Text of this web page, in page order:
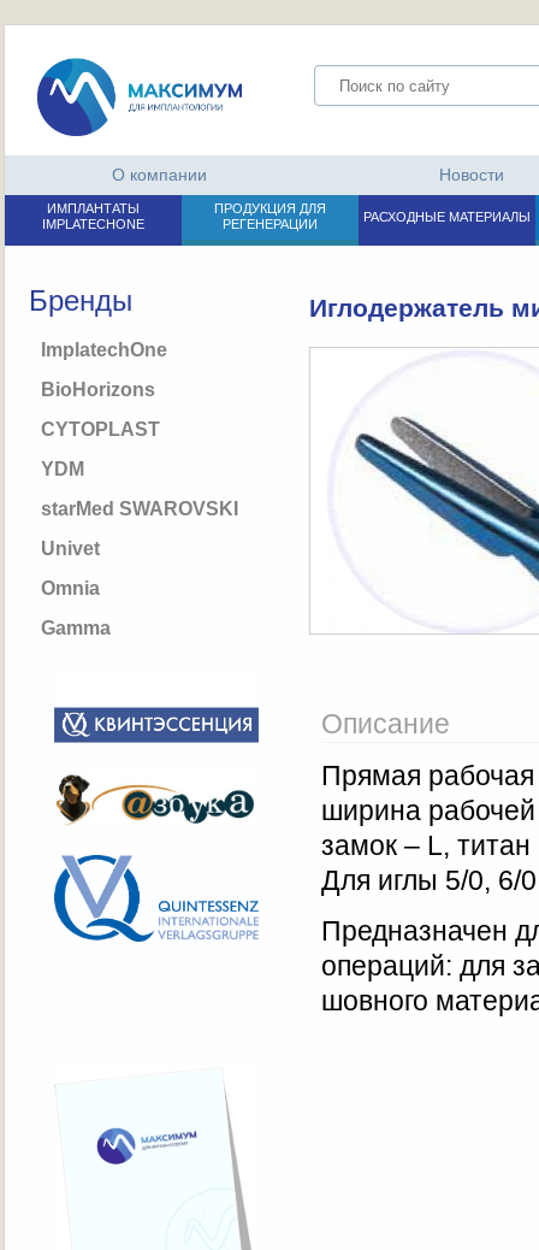
О компании Новости
ИМПЛАНТАТЫ
IMPLATECHONE
ПРОДУКЦИЯ ДЛЯ
РЕГЕНЕРАЦИИ
РАСХОДНЫЕ МАТЕРИАЛЫ
Бренды
ImplatechOne
BioHorizons
CYTOPLAST
YDM
starMed SWAROVSKI
Univet
Omnia
Gamma
Иглодержатель
Описание
Прямая
ширина
замок – L, титан
Для иглы 5/0, 6/0
Предназначен
операций: для
шовного